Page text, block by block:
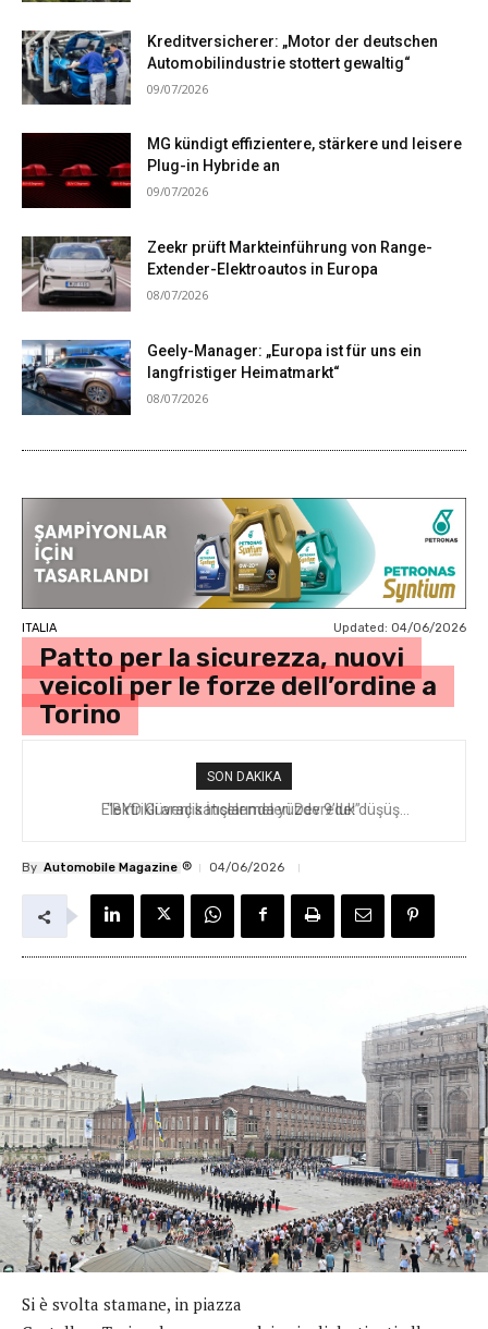
Kreditversicherer: „Motor der deutschen
Automobilindustrie stottert gewaltig“
09/07/2026
MG kündigt effizientere, stärkere und leisere
Plug-in Hybride an
09/07/2026
Zeekr prüft Markteinführung von Range-
Extender-Elektroautos in Europa
08/07/2026
Geely-Manager: „Europa ist für uns ein
langfristiger Heimatmarkt“
08/07/2026